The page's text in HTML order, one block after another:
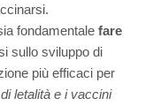
fondamentale fare
sullo sviluppo di
più efficaci per
letalità e i vaccini